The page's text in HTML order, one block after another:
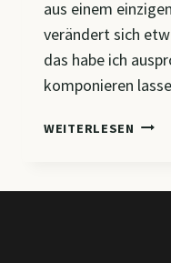
aus einem
verändert sich
das habe ich
komponieren
WEITERLESEN WENN